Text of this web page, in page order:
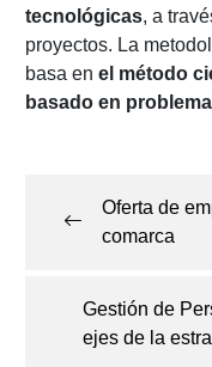
tecnológicas, a
proyectos. La
basa en el método
basado en
entradas
Oferta de
comarca
Gestión de
ejes de la